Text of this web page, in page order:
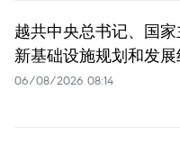
越共中央总书记、国
新基础设施规划和发
06/08/2026 08:14